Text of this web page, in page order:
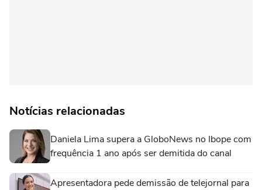
Notícias relacionadas
Daniela Lima supera a GloboNews no Ibope com
frequência 1 ano após ser demitida do canal
Apresentadora pede demissão de telejornal para